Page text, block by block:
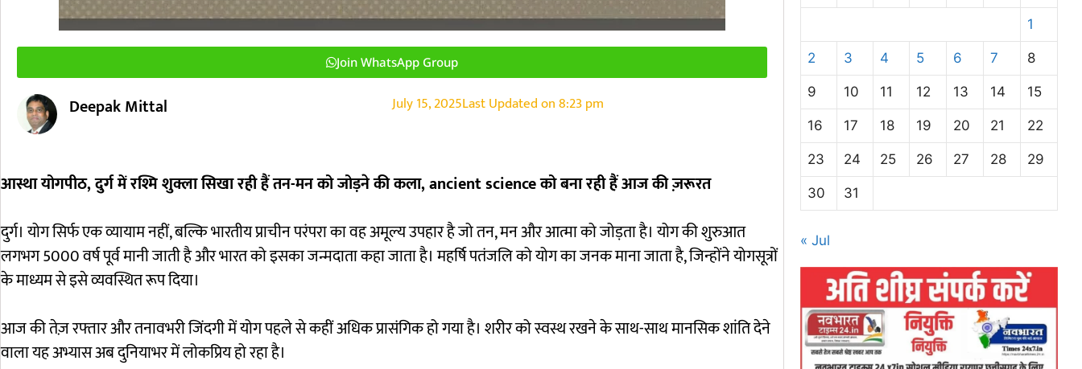
Join WhatsApp Group
Deepak Mittal July 15, 2025Last Updated on8:23 pm
आस्था योगपीठ, दुर्ग में रश्मि शुक्ला सिखा रही हैं तन-मन को जोड़ने की कला, ancient science को बना रही हैं आज की ज़रूरत
दुर्ग। योग सिर्फ एक व्यायाम नहीं, बल्कि भारतीय प्राचीन परंपरा का वह अमूल्य उपहार है जो तन, मन और आत्मा को जोड़ता है। योग की शुरुआत
लगभग 5000 वर्ष पूर्व मानी जाती है और भारत को इसका जन्मदाता कहा जाता है। महर्षि पतंजलि को योग का जनक माना जाता है, जिन्होंने योगसूत्रों
के माध्यम से इसे व्यवस्थित रूप दिया।
आज की तेज़ रफ्तार और तनावभरी जिंदगी में योग पहले से कहीं अधिक प्रासंगिक हो गया है। शरीर को स्वस्थ रखने के साथ-साथ मानसिक शांति देने
वाला यह अभ्यास अब दुनियाभर में लोकप्रिय हो रहा है।
1
2 3 4 5 6 7 8
9 10 11 12 13 14 15
16 17 18 19 20 21 22
23 24 25 26 27 28 29
30 31
« Jul